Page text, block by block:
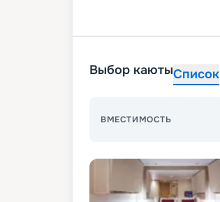
Выбор каютыСписок
ВМЕСТИМОСТЬ